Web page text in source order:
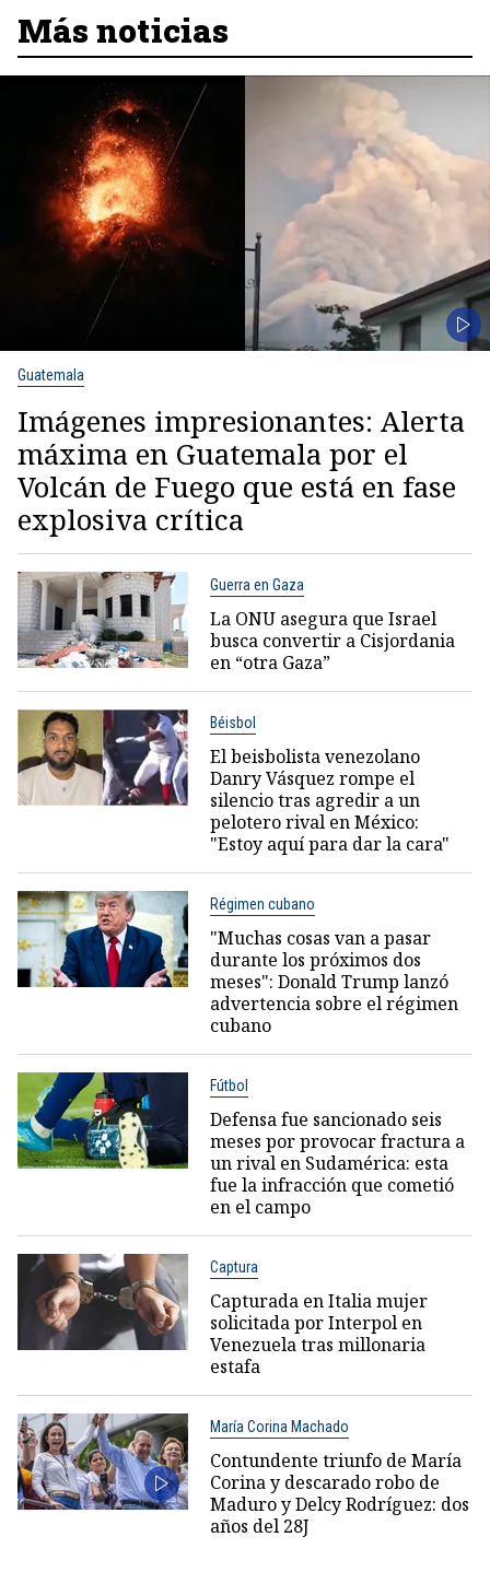
Más noticias
Guatemala
Imágenes impresionantes: Alerta
máxima en Guatemala por el
Volcán de Fuego que está en fase
explosiva crítica
Guerra en Gaza
La ONU asegura que Israel
busca convertir a Cisjordania
en “otra Gaza”
Béisbol
El beisbolista venezolano
Danry Vásquez rompe el
silencio tras agredir a un
pelotero rival en México:
"Estoy aquí para dar la cara"
Régimen cubano
"Muchas cosas van a pasar
durante los próximos dos
meses": Donald Trump lanzó
advertencia sobre el régimen
cubano
Fútbol
Defensa fue sancionado seis
meses por provocar fractura a
un rival en Sudamérica: esta
fue la infracción que cometió
en el campo
Captura
Capturada en Italia mujer
solicitada por Interpol en
Venezuela tras millonaria
estafa
María Corina Machado
Contundente triunfo de María
Corina y descarado robo de
Maduro y Delcy Rodríguez: dos
años del 28J